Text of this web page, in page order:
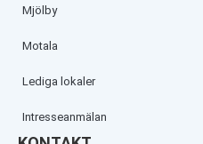
Mjölby
Motala
Lediga lokaler
Intresseanmälan